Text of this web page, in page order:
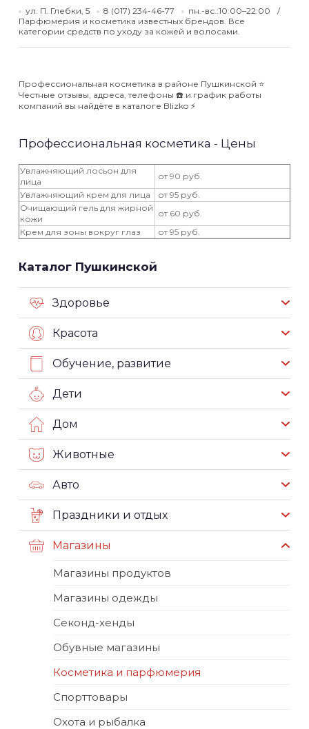
ул. П. Глебки, 5 8 (017) 234-46-77
пн.-вс.:10:00–22:00
Парфюмерия и косметика известных брендов. Все
категории средств по уходу за кожей и волосами.
Профессиональная косметика в районе Пушкинской ⭐️
Честные отзывы, адреса, телефоны ☎️ и график работы
компаний вы найдёте в каталоге Blizko ⚡️
Профессиональная косметика - Цены
Увлажняющий лосьон для
лица
от 90 руб.
Увлажняющий крем для лица
от 95 руб.
Очищающий гель для жирной
кожи
от 60 руб.
Крем для зоны вокруг глаз
от 95 руб.
Каталог Пушкинской
Здоровье
Красота
Обучение, развитие
Дети
Дом
Животные
Авто
Праздники и отдых
Магазины
Магазины продуктов
Магазины одежды
Секонд-хенды
Обувные магазины
Косметика и парфюмерия
Спорттовары
Охота и рыбалка